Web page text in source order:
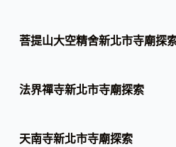
菩提山大空精舍新北市寺廟探
法界禪寺新北市寺廟探索
天南寺新北市寺廟探索